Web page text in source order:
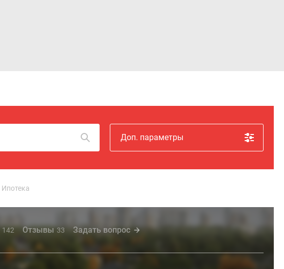
Доп. параметры
Ипотека
142 Отзывы 33 Задать вопрос